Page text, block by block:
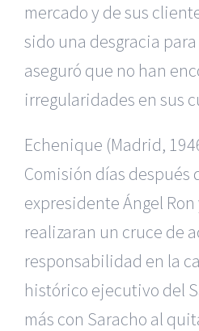
mercado y de sus
sido una desgracia
aseguró que no han
irregularidades en sus
Echenique (Madrid,
Comisión días después
expresidente Ángel
realizaran un cruce de
responsabilidad en la
histórico ejecutivo del
más con Saracho al